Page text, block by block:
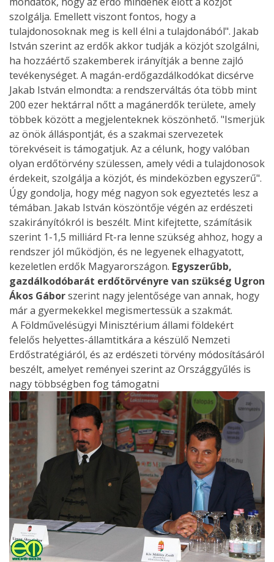
szolgálja. Emellett viszont fontos, hogy a
tulajdonosoknak meg is kell élni a tulajdonából". Jakab
István szerint az erdők akkor tudják a közjót szolgálni,
ha hozzáértő szakemberek irányítják a benne zajló
tevékenységet. A magán-erdőgazdálkodókat dicsérve
Jakab István elmondta: a rendszerváltás óta több mint
200 ezer hektárral nőtt a magánerdők területe, amely
többek között a megjelenteknek köszönhető. "Ismerjük
az önök álláspontját, és a szakmai szervezetek
törekvéseit is támogatjuk. Az a célunk, hogy valóban
olyan erdőtörvény szülessen, amely védi a tulajdonosok
érdekeit, szolgálja a közjót, és mindeközben egyszerű".
Úgy gondolja, hogy még nagyon sok egyeztetés lesz a
témában. Jakab István köszöntője végén az erdészeti
szakirányítókról is beszélt. Mint kifejtette, számításik
szerint 1-1,5 milliárd Ft-ra lenne szükség ahhoz, hogy a
rendszer jól működjön, és ne legyenek elhagyatott,
kezeletlen erdők Magyarországon. Egyszerűbb,
gazdálkodóbarát erdőtörvényre van szükség Ugron
Ákos Gáborszerint nagy jelentősége van annak, hogy
már a gyermekekkel megismertessük a szakmát.
A Földművelésügyi Minisztérium állami földekért
felelős helyettes-államtitkára a készülő Nemzeti
Erdőstratégiáról, és az erdészeti törvény módosításáról
beszélt, amelyet reményei szerint az Országgyűlés is
nagy többségben fog támogatni